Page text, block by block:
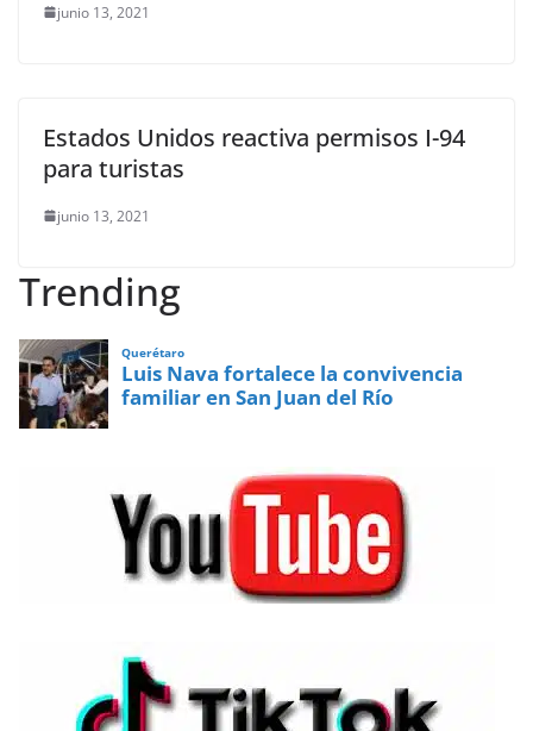
junio 13, 2021
Estados Unidos reactiva permisos I-94
para turistas
junio 13, 2021
Trending